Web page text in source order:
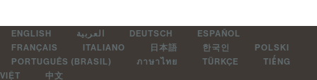
ENGLISH العربية DEUTSCH
ESPAÑOL
FRANÇAIS
ITALIANO 日本語 한국인
POLSKI
PORTUGUÊS (BRASIL)
ภาษาไทย TÜRKÇE
TIẾNG
VIỆT
中文